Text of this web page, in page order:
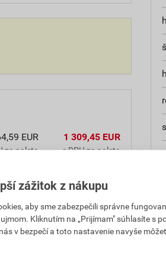
EUR
za paleta
1 309,45 EUR
s DPH za paleta
EUR
za paleta
1 309,45 EUR
s DPH za paleta
9,73 EUR
za m²
11,97 EUR
s DPH za m²
zážitok z nákupu
aby sme zabezpečili správne
Kliknutím na „Prijímam" súhlasíte s
v bezpečí a toto nastavenie navyše